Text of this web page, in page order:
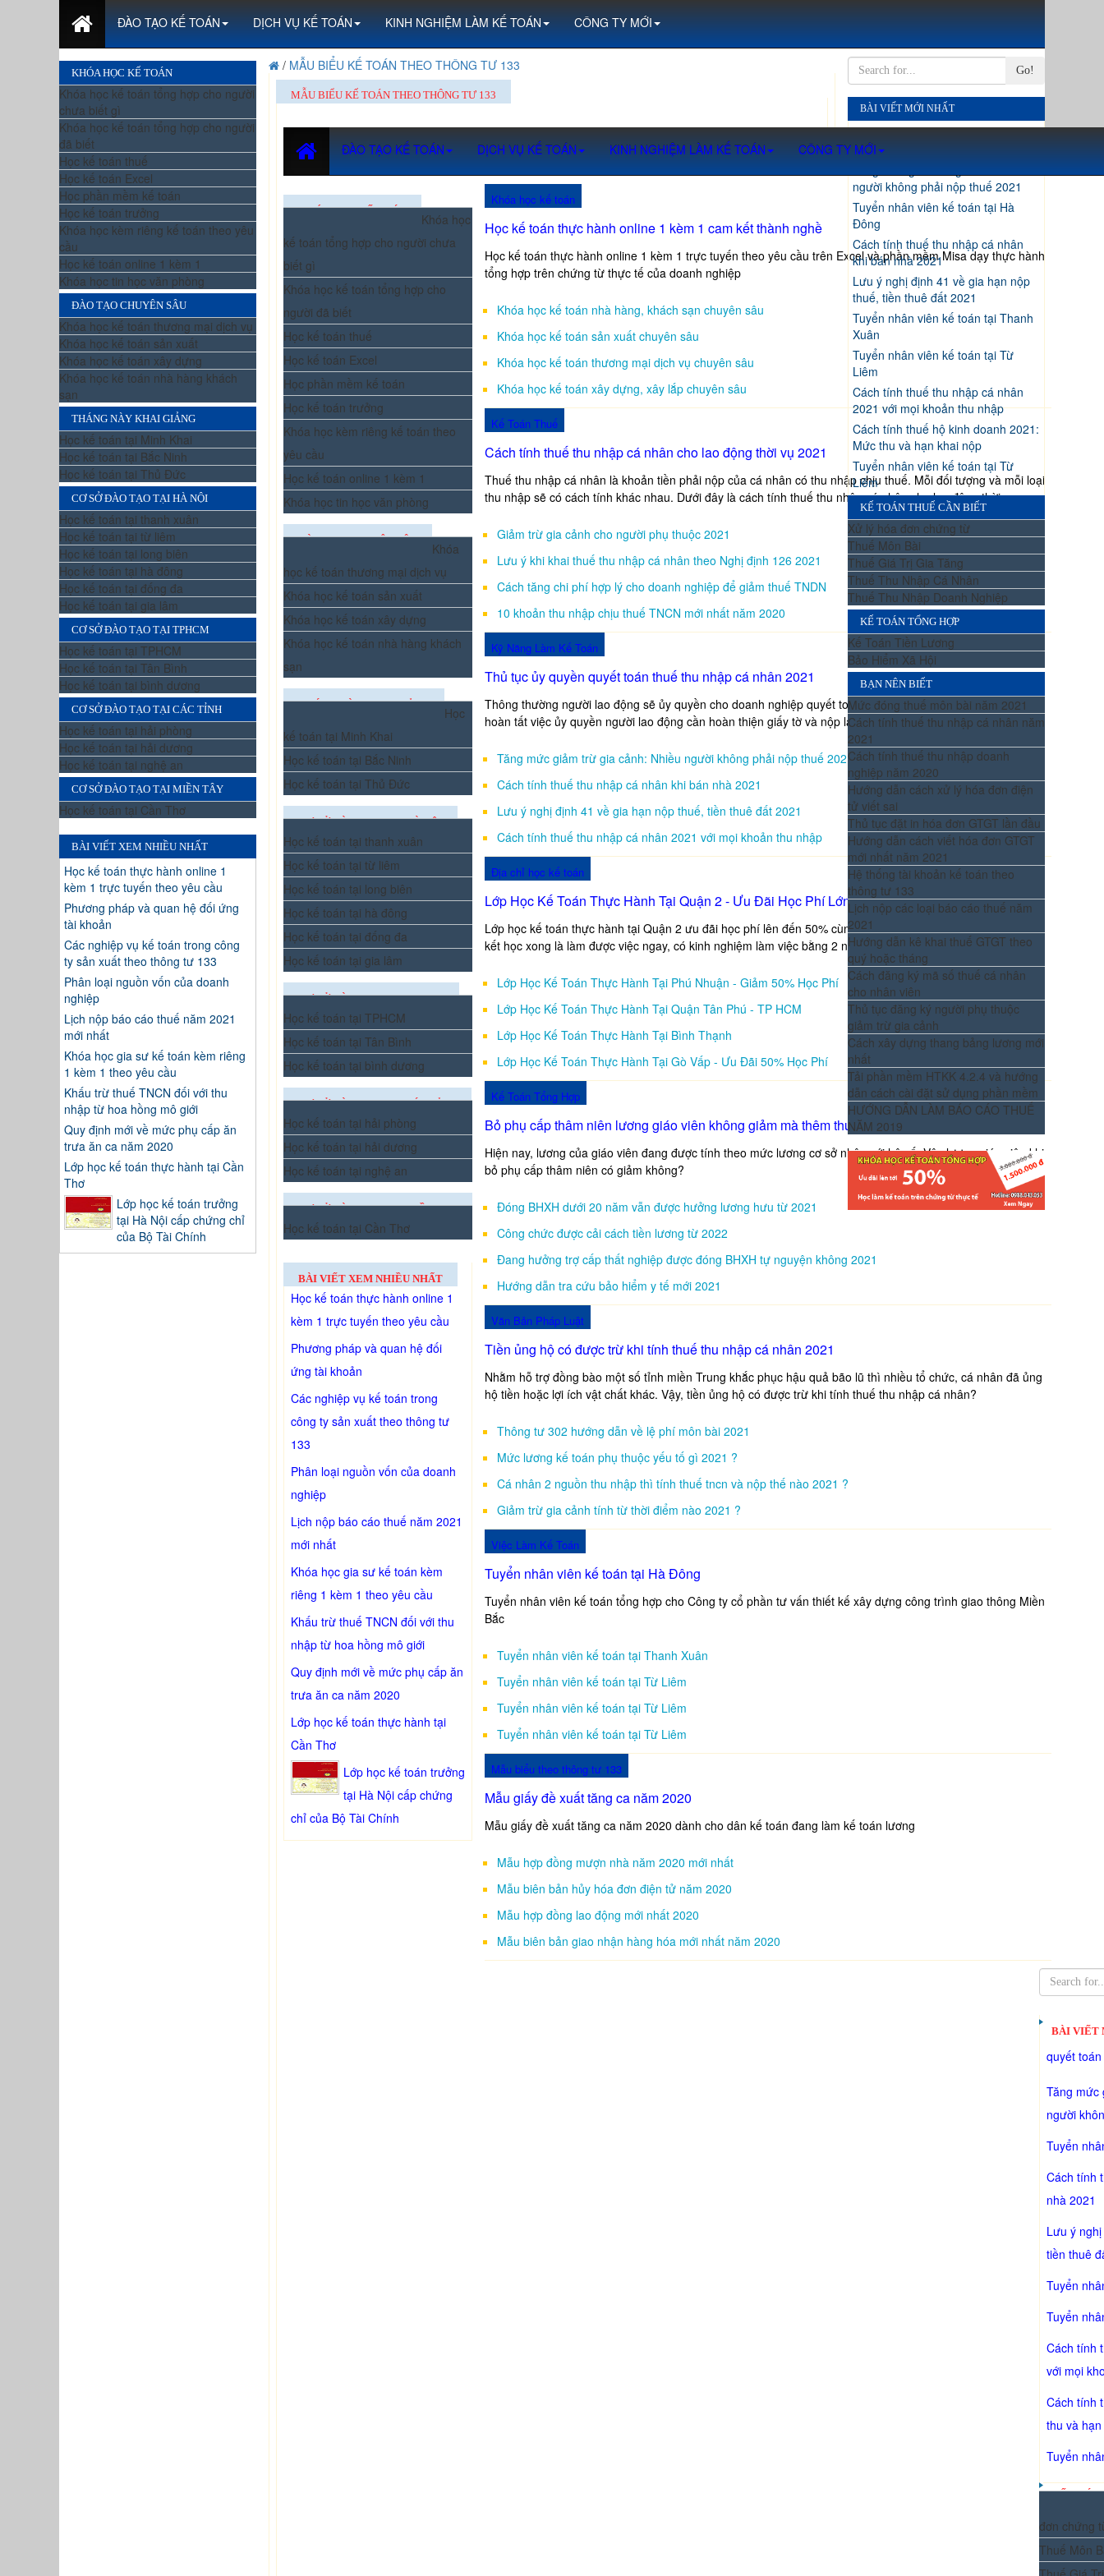
ĐÀO TẠO KẾ TOÁN DỊCH VỤ KẾ TOÁN KINH NGHIỆM LÀM KẾ TOÁN CÔNG TY MỚI
KHÓA HỌC KẾ TOÁN
Khóa học kế toán tổng hợp cho người
chưa biết gì
Khóa học kế toán tổng hợp cho người
đã biết
Học kế toán thuế
Học kế toán Excel
Học phần mềm kế toán
Học kế toán trưởng
Khóa học kèm riêng kế toán theo yêu
cầu
Học kế toán online 1 kèm 1
Khóa học tin học văn phòng
ĐÀO TẠO CHUYÊN SÂU
Khóa học kế toán thương mại dịch vụ
Khóa học kế toán sản xuất
Khóa học kế toán xây dựng
Khóa học kế toán nhà hàng khách
sạn
THÁNG NÀY KHAI GIẢNG
Học kế toán tại Minh Khai
Học kế toán tại Bắc Ninh
Học kế toán tại Thủ Đức
CƠ SỞ ĐÀO TẠO TẠI HÀ NỘI
Học kế toán tại thanh xuân
Học kế toán tại từ liêm
Học kế toán tại long biên
Học kế toán tại hà đông
Học kế toán tại đống đa
Học kế toán tại gia lâm
CƠ SỞ ĐÀO TẠO TẠI TPHCM
Học kế toán tại TPHCM
Học kế toán tại Tân Bình
Học kế toán tại bình dương
CƠ SỞ ĐÀO TẠO TẠI CÁC TỈNH
Học kế toán tại hải phòng
Học kế toán tại hải dương
Học kế toán tại nghệ an
CƠ SỞ ĐÀO TẠO TẠI MIỀN TÂY
Học kế toán tại Cần Thơ
BÀI VIẾT XEM NHIỀU NHẤT
Học kế toán thực hành online 1
kèm 1 trực tuyến theo yêu cầu
Phương pháp và quan hệ đối ứng
tài khoản
Các nghiệp vụ kế toán trong công
ty sản xuất theo thông tư 133
Phân loại nguồn vốn của doanh
nghiệp
Lịch nộp báo cáo thuế năm 2021
mới nhất
Khóa học gia sư kế toán kèm riêng
1 kèm 1 theo yêu cầu
Khấu trừ thuế TNCN đối với thu
nhập từ hoa hồng mô giới
Quy định mới về mức phụ cấp ăn
trưa ăn ca năm 2020
Lớp học kế toán thực hành tại Cần
Thơ
Lớp học kế toán trưởng
tại Hà Nội cấp chứng chỉ
của Bộ Tài Chính
/ MẪU BIỂU KẾ TOÁN THEO THÔNG TƯ 133
MẪU BIỂU KẾ TOÁN THEO THÔNG TƯ 133
ĐÀO TẠO KẾ TOÁN DỊCH VỤ KẾ TOÁN KINH NGHIỆM LÀM KẾ TOÁN CÔNG TY MỚI
KHÓA HỌC KẾ TOÁN
Khóa học
kế toán tổng hợp cho người chưa
biết gì
Khóa học kế toán tổng hợp cho
người đã biết
Học kế toán thuế
Học kế toán Excel
Học phần mềm kế toán
Học kế toán trưởng
Khóa học kèm riêng kế toán theo
yêu cầu
Học kế toán online 1 kèm 1
Khóa học tin học văn phòng
ĐÀO TẠO CHUYÊN SÂU
Khóa
học kế toán thương mại dịch vụ
Khóa học kế toán sản xuất
Khóa học kế toán xây dựng
Khóa học kế toán nhà hàng khách
sạn
THÁNG NÀY KHAI GIẢNG
Học
kế toán tại Minh Khai
Học kế toán tại Bắc Ninh
Học kế toán tại Thủ Đức
CƠ SỞ ĐÀO TẠO TẠI HÀ NỘI
Học kế toán tại thanh xuân
Học kế toán tại từ liêm
Học kế toán tại long biên
Học kế toán tại hà đông
Học kế toán tại đống đa
Học kế toán tại gia lâm
CƠ SỞ ĐÀO TẠO TẠI TPHCM
Học kế toán tại TPHCM
Học kế toán tại Tân Bình
Học kế toán tại bình dương
CƠ SỞ ĐÀO TẠO TẠI CÁC TỈNH
Học kế toán tại hải phòng
Học kế toán tại hải dương
Học kế toán tại nghệ an
CƠ SỞ ĐÀO TẠO TẠI MIỀN
TÂY
Học kế toán tại Cần Thơ
BÀI VIẾT XEM NHIỀU NHẤT
Học kế toán thực hành online 1
kèm 1 trực tuyến theo yêu cầu
Phương pháp và quan hệ đối
ứng tài khoản
Các nghiệp vụ kế toán trong
công ty sản xuất theo thông tư
133
Phân loại nguồn vốn của doanh
nghiệp
Lịch nộp báo cáo thuế năm 2021
mới nhất
Khóa học gia sư kế toán kèm
riêng 1 kèm 1 theo yêu cầu
Khấu trừ thuế TNCN đối với thu
nhập từ hoa hồng mô giới
Quy định mới về mức phụ cấp ăn
trưa ăn ca năm 2020
Lớp học kế toán thực hành tại
Cần Thơ
Lớp học kế toán trưởng
tại Hà Nội cấp chứng
chỉ của Bộ Tài Chính
Khóa học kế toán
Học kế toán thực hành online 1 kèm 1 cam kết thành nghề
Học kế toán thực hành online 1 kèm 1 trực tuyến theo yêu cầu trên Excel và phần mềm Misa dạy thực hành
tổng hợp trên chứng từ thực tế của doanh nghiệp
Khóa học kế toán nhà hàng, khách sạn chuyên sâu
Khóa học kế toán sản xuất chuyên sâu
Khóa học kế toán thương mại dịch vụ chuyên sâu
Khóa học kế toán xây dựng, xây lắp chuyên sâu
Kế Toán Thuế
Cách tính thuế thu nhập cá nhân cho lao động thời vụ 2021
Thuế thu nhập cá nhân là khoản tiền phải nộp của cá nhân có thu nhập chịu thuế. Mỗi đối tượng và mỗi loại
thu nhập sẽ có cách tính khác nhau. Dưới đây là cách tính thuế thu nhập cá nhân cho lao động thời vụ.
Giảm trừ gia cảnh cho người phụ thuộc 2021
Lưu ý khi khai thuế thu nhập cá nhân theo Nghị định 126 2021
Cách tăng chi phí hợp lý cho doanh nghiệp để giảm thuế TNDN
10 khoản thu nhập chịu thuế TNCN mới nhất năm 2020
Kỹ Năng Làm Kế Toán
Thủ tục ủy quyền quyết toán thuế thu nhập cá nhân 2021
Thông thường người lao động sẽ ủy quyền cho doanh nghiệp quyết toán thuế thu nhập cá nhân thay. Để
hoàn tất việc ủy quyền người lao động cần hoàn thiện giấy tờ và nộp lại cho kế toán.
Tăng mức giảm trừ gia cảnh: Nhiều người không phải nộp thuế 2021
Cách tính thuế thu nhập cá nhân khi bán nhà 2021
Lưu ý nghị định 41 về gia hạn nộp thuế, tiền thuê đất 2021
Cách tính thuế thu nhập cá nhân 2021 với mọi khoản thu nhập
Địa chỉ học kế toán
Lớp Học Kế Toán Thực Hành Tại Quận 2 - Ưu Đãi Học Phí Lớn
Lớp học kế toán thực hành tại Quận 2 ưu đãi học phí lên đến 50% cùng chất lượng đào tạo hàng đầu cam
kết học xong là làm được việc ngay, có kinh nghiệm làm việc bằng 2 năm đi làm thực tế
Lớp Học Kế Toán Thực Hành Tại Phú Nhuận - Giảm 50% Học Phí
Lớp Học Kế Toán Thực Hành Tại Quận Tân Phú - TP HCM
Lớp Học Kế Toán Thực Hành Tại Bình Thạnh
Lớp Học Kế Toán Thực Hành Tại Gò Vấp - Ưu Đãi 50% Học Phí
Kế Toán Tổng Hợp
Bỏ phụ cấp thâm niên lương giáo viên không giảm mà thêm thưởng 2021
Hiện nay, lương của giáo viên đang được tính theo mức lương cơ sở nhân với hệ số. Vậy lương giáo viên khi
bỏ phụ cấp thâm niên có giảm không?
Đóng BHXH dưới 20 năm vẫn được hưởng lương hưu từ 2021
Công chức được cải cách tiền lương từ 2022
Đang hưởng trợ cấp thất nghiệp được đóng BHXH tự nguyện không 2021
Hướng dẫn tra cứu bảo hiểm y tế mới 2021
Văn Bản Pháp Luật
Tiền ủng hộ có được trừ khi tính thuế thu nhập cá nhân 2021
Nhằm hỗ trợ đồng bào một số tỉnh miền Trung khắc phục hậu quả bão lũ thì nhiều tổ chức, cá nhân đã ủng
hộ tiền hoặc lợi ích vật chất khác. Vậy, tiền ủng hộ có được trừ khi tính thuế thu nhập cá nhân?
Thông tư 302 hướng dẫn về lệ phí môn bài 2021
Mức lương kế toán phụ thuộc yếu tố gì 2021 ?
Cá nhân 2 nguồn thu nhập thì tính thuế tncn và nộp thế nào 2021 ?
Giảm trừ gia cảnh tính từ thời điểm nào 2021 ?
Việc Làm Kế Toán
Tuyển nhân viên kế toán tại Hà Đông
Tuyển nhân viên kế toán tổng hợp cho Công ty cổ phần tư vấn thiết kế xây dựng công trình giao thông Miền
Bắc
Tuyển nhân viên kế toán tại Thanh Xuân
Tuyển nhân viên kế toán tại Từ Liêm
Tuyển nhân viên kế toán tại Từ Liêm
Tuyển nhân viên kế toán tại Từ Liêm
Mẫu biểu theo thông tư 133
Mẫu giấy đề xuất tăng ca năm 2020
Mẫu giấy đề xuất tăng ca năm 2020 dành cho dân kế toán đang làm kế toán lương
Mẫu hợp đồng mượn nhà năm 2020 mới nhất
Mẫu biên bản hủy hóa đơn điện tử năm 2020
Mẫu hợp đồng lao động mới nhất 2020
Mẫu biên bản giao nhận hàng hóa mới nhất năm 2020
BÀI VIẾT
quyết
Tăng mức
người
Tuyển
Cách tính
nhà 2021
Lưu ý
tiền thuê
Tuyển
Tuyển
Cách tính
với mọi
Cách tính
thu và
Tuyển
KẾ TOÁN
đơn chứng
Thuế Môn
Go!
BÀI VIẾT MỚI NHẤT
thu nhập cá nhân 2021
người không phải nộp thuế 2021
Tuyển nhân viên kế toán tại Hà
Đông
Cách tính thuế thu nhập cá nhân
khi bán nhà 2021
Lưu ý nghị định 41 về gia hạn nộp
thuế, tiền thuê đất 2021
Tuyển nhân viên kế toán tại Thanh
Xuân
Tuyển nhân viên kế toán tại Từ
Liêm
Cách tính thuế thu nhập cá nhân
2021 với mọi khoản thu nhập
Cách tính thuế hộ kinh doanh 2021:
Mức thu và hạn khai nộp
Tuyển nhân viên kế toán tại Từ
Liêm
KẾ TOÁN THUẾ CẦN BIẾT
Xử lý hóa đơn chứng từ
Thuế Môn Bài
Thuế Giá Trị Gia Tăng
Thuế Thu Nhập Cá Nhân
Thuế Thu Nhập Doanh Nghiệp
KẾ TOÁN TỔNG HỢP
Kế Toán Tiền Lương
Bảo Hiểm Xã Hội
BẠN NÊN BIẾT
Mức đóng thuế môn bài năm 2021
Cách tính thuế thu nhập cá nhân năm
2021
Cách tính thuế thu nhập doanh
nghiệp năm 2020
Hướng dẫn cách xử lý hóa đơn điện
tử viết sai
Thủ tục đặt in hóa đơn GTGT lần đầu
Hướng dẫn cách viết hóa đơn GTGT
mới nhất năm 2021
Hệ thống tài khoản kế toán theo
thông tư 133
Lịch nộp các loại báo cáo thuế năm
2021
Hướng dẫn kê khai thuế GTGT theo
quý hoặc tháng
Cách đăng ký mã số thuế cá nhân
cho nhân viên
Thủ tục đăng ký người phụ thuộc
giảm trừ gia cảnh
Cách xây dựng thang bảng lương mới
nhất
Tải phần mềm HTKK 4.2.4 và hướng
dẫn cách cài đặt sử dụng phần mềm
HƯỚNG DẪN LÀM BÁO CÁO THUẾ
NĂM 2019